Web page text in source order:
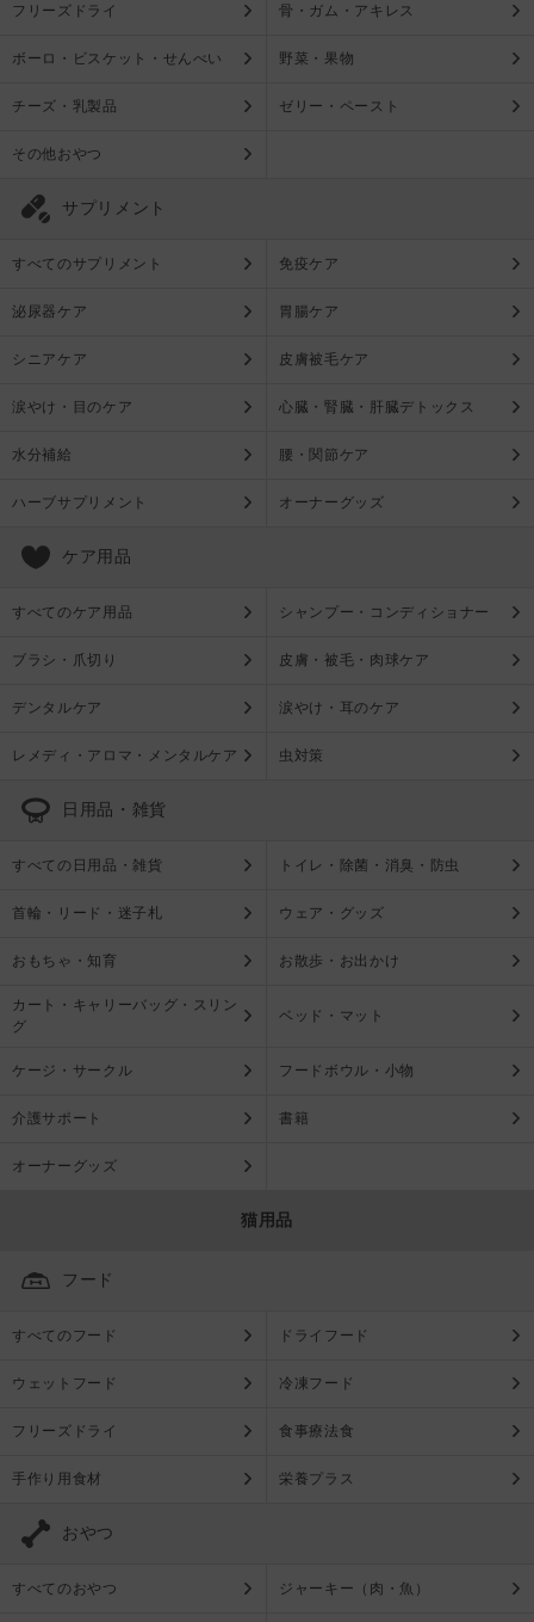
フリーズドライ 骨・ガム・アキレス
ボーロ・ビスケット・せんべい 野菜・果物
チーズ・乳製品 ゼリー・ペースト
その他おやつ
サプリメント
すべてのサプリメント 免疫ケア
泌尿器ケア 胃腸ケア
シニアケア 皮膚被毛ケア
涙やけ・目のケア 心臓・腎臓・肝臓デトックス
水分補給 腰・関節ケア
ハーブサプリメント オーナーグッズ
ケア用品
すべてのケア用品 シャンプー・コンディショナー
ブラシ・爪切り 皮膚・被毛・肉球ケア
デンタルケア 涙やけ・耳のケア
レメディ・アロマ・メンタルケア 虫対策
日用品・雑貨
すべての日用品・雑貨 トイレ・除菌・消臭・防虫
首輪・リード・迷子札 ウェア・グッズ
おもちゃ・知育 お散歩・お出かけ
カート・キャリーバッグ・スリン
グ
ベッド・マット
ケージ・サークル フードボウル・小物
介護サポート 書籍
オーナーグッズ
猫用品
フード
すべてのフード ドライフード
ウェットフード 冷凍フード
フリーズドライ 食事療法食
手作り用食材 栄養プラス
おやつ
すべてのおやつ ジャーキー（肉・魚）